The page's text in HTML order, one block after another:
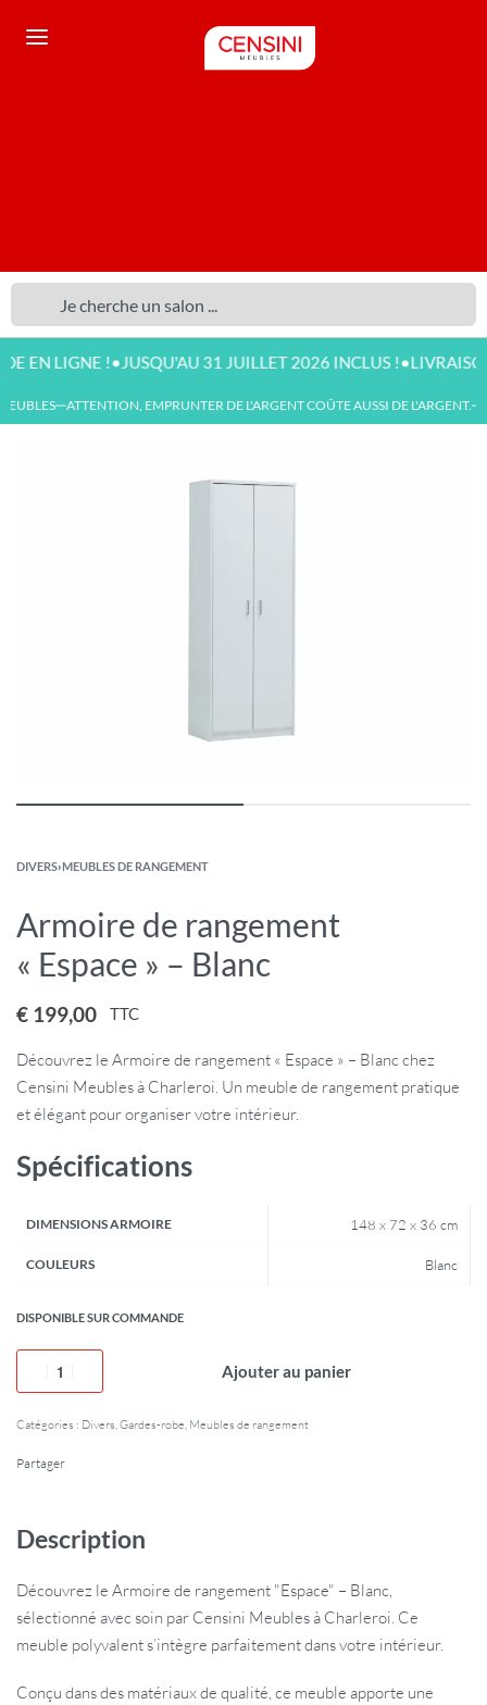
LIGNE !•JUSQU'AU 31 JUILLET 2026 INCLUS !•LIVRAISON
—ATTENTION, EMPRUNTER DE L'ARGENT COÛTE AUSSI DE L'ARGENT.—
DIVERS›MEUBLES DE RANGEMENT
Armoire de rangement
« Espace » – Blanc
€ 199,00 TTC
Découvrez le Armoire de rangement « Espace » – Blanc chez
Censini Meubles à Charleroi. Un meuble de rangement pratique
et élégant pour organiser votre intérieur.
Spécifications
DIMENSIONS ARMOIRE 148 x 72 x 36 cm
COULEURS Blanc
DISPONIBLE SUR COMMANDE
Ajouter au panier
Catégories : Divers,Gardes-robe, Meubles de rangement
Partager
Description
Découvrez le Armoire de rangement "Espace" – Blanc,
sélectionné avec soin par Censini Meubles à Charleroi. Ce
meuble polyvalent s’intègre parfaitement dans votre intérieur.
Conçu dans des matériaux de qualité, ce meuble apporte une